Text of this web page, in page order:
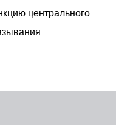
центрального